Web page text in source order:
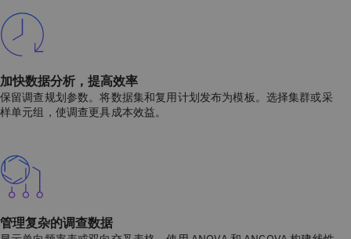
加快数据分析，提高效率
保留调查规划参数。将数据集和复用计划发布为模板。选择集群或采
样单元组，使调查更具成本效益。
管理复杂的调查数据